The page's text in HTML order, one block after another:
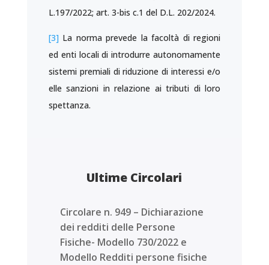
L.197/2022; art. 3-bis c.1 del D.L. 202/2024.
[3] La norma prevede la facoltà di regioni
ed enti locali di introdurre autonomamente
sistemi premiali di riduzione di interessi e/o
elle sanzioni in relazione ai tributi di loro
spettanza.
Ultime Circolari
Circolare n. 949 – Dichiarazione
dei redditi delle Persone
Fisiche- Modello 730/2022 e
Modello Redditi persone fisiche